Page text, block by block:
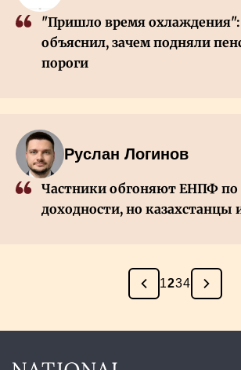
"Пришло время
объяснил, зачем подняли
пороги
Руслан Логинов
Частники обгоняют ЕНПФ по
доходности, но казахстанцы
1234